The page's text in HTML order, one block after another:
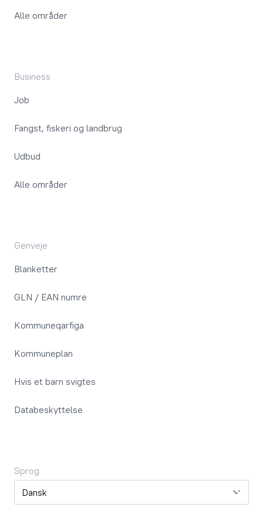
Alle områder
Business
Job
Fangst, fiskeri og landbrug
Udbud
Alle områder
Genveje
Blanketter
GLN / EAN numre
Kommuneqarfiga
Kommuneplan
Hvis et barn svigtes
Databeskyttelse
Sprog
Sprog